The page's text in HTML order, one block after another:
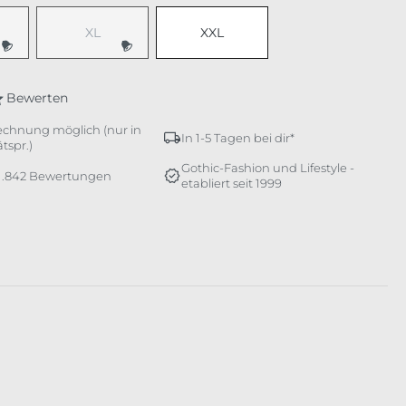
Option ist zurzeit nicht verfügbar.)
XL(Diese Option ist zurzeit nicht verfügbar.)
XXL
Bewerten
möglich (nur in
In 1-5 Tagen bei dir*
Bewertungen
Gothic-Fashion und Lifestyle -
etabliert seit 1999